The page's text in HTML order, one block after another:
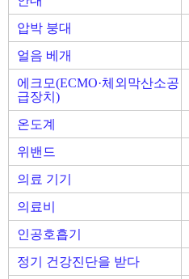
압박 붕대
얼음 베개
에크모(ECMO·체외막산소공
급장치)
온도계
위밴드
의료 기기
의료비
인공호흡기
정기 건강진단을 받다